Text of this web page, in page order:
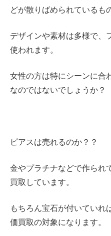
どが散りばめられているも
デザインや素材は多様で、
使われます。
女性の方は特にシーンに合
なのではないでしょうか？
ピアスは売れるのか？？
金やプラチナなどで作られ
買取しています。
もちろん宝石が付いていれ
価買取の対象になります。